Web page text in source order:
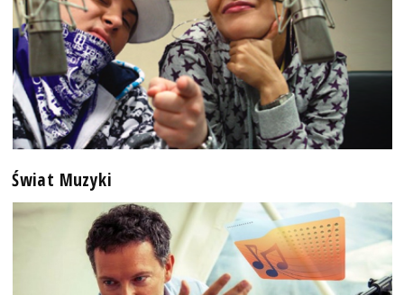
Świat Muzyki